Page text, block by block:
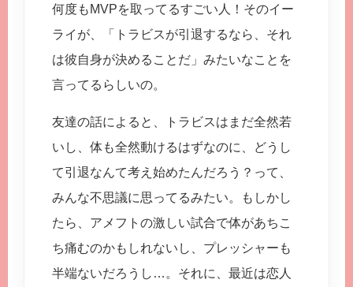
何度もMVPを取ってるすごい人！そのイー
ライが、「トラビスが引退するなら、それ
は彼自身が決めることだ」みたいなことを
言ってるらしいの。
友達の話によると、トラビスはまだ全然若
いし、体も全然動けるはずなのに、どうし
て引退なんて考え始めたんだろう？って、
みんな不思議に思ってるみたい。もしかし
たら、アメフトの激しい試合で体があちこ
ち痛むのかもしれないし、プレッシャーも
半端ないだろうし…。それに、最近は恋人